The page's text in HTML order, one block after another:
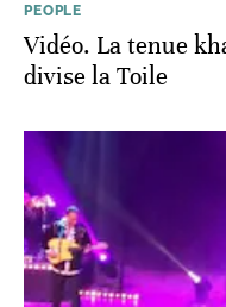
PEOPLE
Vidéo. La tenue
divise la Toile